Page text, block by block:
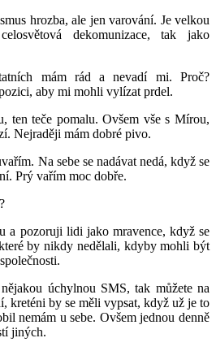
hrozba, ale jen varování. Je velkou
dekomunizace, tak jako
mám rád a nevadí mi. Proč?
aby mi mohli vylízat prdel.
ten teče pomalu. Ovšem vše s Mírou,
Nejraději mám dobré pivo.
Na sebe se nadávat nedá, když se
Prý vařím moc dobře.
a pozoruji lidi jako mravence, když se
by nikdy nedělali, kdyby mohli být
úchylnou SMS, tak můžete na
kreténi by se měli vypsat, když už je to
nemám u sebe. Ovšem jednou denně
jiných.